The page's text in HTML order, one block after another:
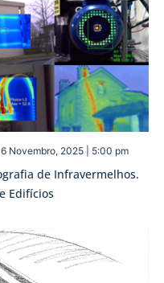
de Infravermelhos.
Edifícios
6 Novembro, 2025 | 5:00 pm